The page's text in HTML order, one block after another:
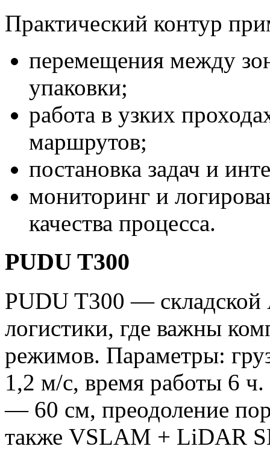
Практический контур
перемещения между
упаковки;
работа в узких
маршрутов;
постановка задач и
мониторинг и
качества процесса.
PUDU T300
PUDU T300 — складской
логистики, где важны
режимов. Параметры:
1,2 м/с, время работы 6
— 60 см, преодоление
также VSLAM + LiDAR